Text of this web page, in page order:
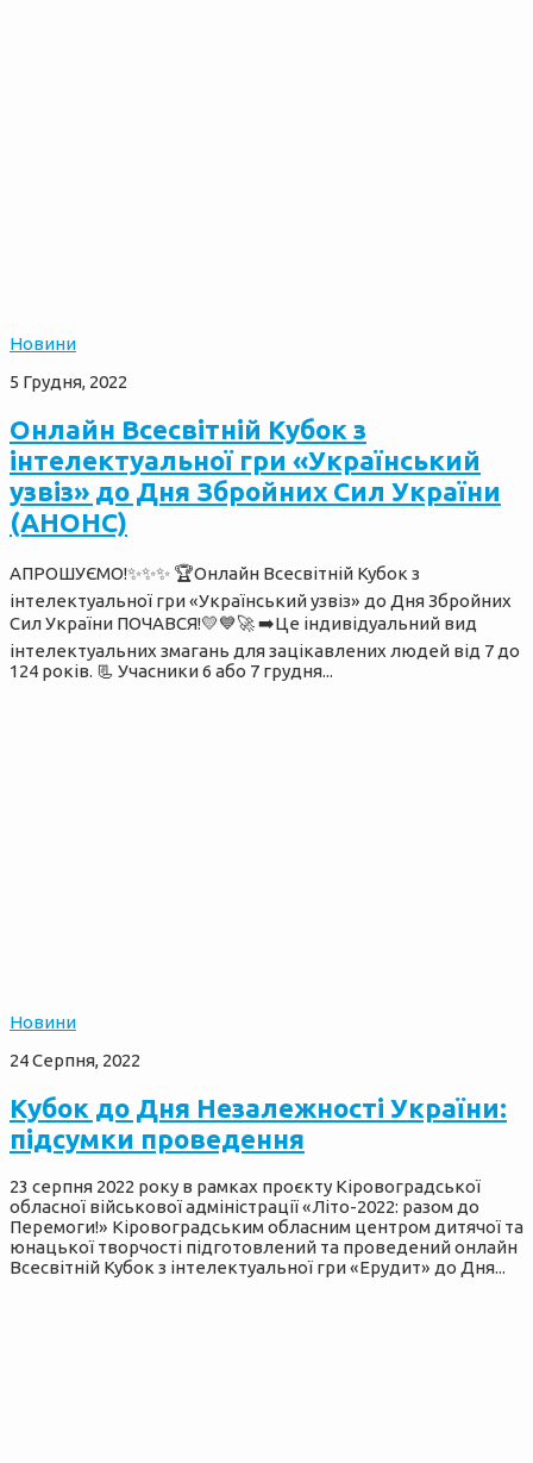
Новини
5 Грудня, 2022
Онлайн Всесвітній Кубок з
інтелектуальної гри «Український
узвіз» до Дня Збройних Сил України
(АНОНС)
АПРОШУЄМО!✨✨✨ 🏆Онлайн Всесвітній Кубок з
інтелектуальної гри «Український узвіз» до Дня Збройних
Сил України ПОЧАВСЯ!💛💙🚀 ➡️Це індивідуальний вид
інтелектуальних змагань для зацікавлених людей від 7 до
124 років. 📃 Учасники 6 або 7 грудня...
Новини
24 Серпня, 2022
Кубок до Дня Незалежності України:
підсумки проведення
23 серпня 2022 року в рамках проєкту Кіровоградської
обласної військової адміністрації «Літо-2022: разом до
Перемоги!» Кіровоградським обласним центром дитячої та
юнацької творчості підготовлений та проведений онлайн
Всесвітній Кубок з інтелектуальної гри «Ерудит» до Дня...